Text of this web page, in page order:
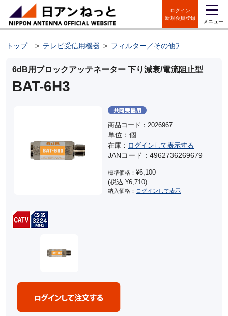
ログイン
新規会員登録
メニュー
トップ > テレビ受信用機器 > フィルター／その他アンテナパーツ
6dB用ブロックアッテネーター 下り減衰/電流阻止型
BAT-6H3
商品コード：2026967
単位：個
在庫： ログインして表示する
JANコード：4962736269679
標準価格： ¥6,100
(税込 ¥6,710)
納入価格： ログインして表示